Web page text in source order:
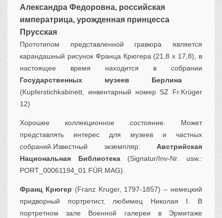
Александра Федоровна, российская
императрица, урожденная принцесса
Прусская
Прототипом представленной гравюра является
карандашный рисунок Франца Крюгера (21,8 x 17,8), в
настоящее время находится в собрании
Государственных музеев Берлина
(Kupferstichkabinett, инвентарный номер SZ Fr.Krüger
12)
Хорошее коллекционное состояние. Может
представлять интерес для музеев и частных
собраний.Известный экземпляр: Австрийская
Национальная Библиотека(Signatur/Inv-Nr. usw.:
PORT_00061194_01 FÜR MAG).
Франц Крюгер (Franz Kruger, 1797-1857) – немецкий
придворный портретист, любимец Николая I. В
портретном зале Военной галереи в Эрмитаже